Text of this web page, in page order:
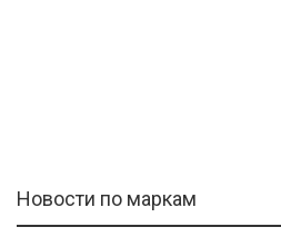
Новости по маркам